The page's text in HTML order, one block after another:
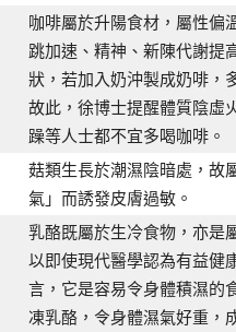
咖啡屬於升陽食材，屬性偏
跳加速、精神、新陳代謝提
狀，若加入奶沖製成奶啡，
故此，徐博士提醒體質陰虛
躁等人士都不宜多喝咖啡。
菇類生長於潮濕陰暗處，故
氣」而誘發皮膚過敏。
乳酪既屬於生冷食物，亦是
以即使現代醫學認為有益健
言，它是容易令身體積濕的
凍乳酪，令身體濕氣好重，